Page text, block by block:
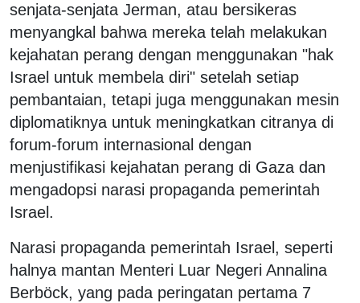
senjata-senjata Jerman, atau bersikeras
menyangkal bahwa mereka telah melakukan
kejahatan perang dengan menggunakan "hak
Israel untuk membela diri" setelah setiap
pembantaian, tetapi juga menggunakan mesin
diplomatiknya untuk meningkatkan citranya di
forum-forum internasional dengan
menjustifikasi kejahatan perang di Gaza dan
mengadopsi narasi propaganda pemerintah
Israel.
Narasi propaganda pemerintah Israel, seperti
halnya mantan Menteri Luar Negeri Annalina
Berböck, yang pada peringatan pertama 7